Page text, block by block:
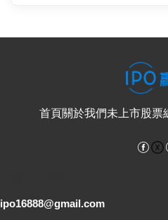
首頁關於我們未上市股票
ipo16888@gmail.com